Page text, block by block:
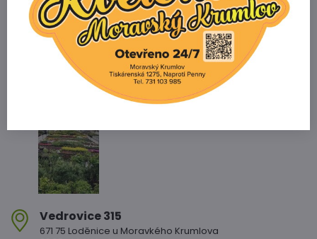
Email
info@zahradnictvikopetka.cz
Zahradnictví Vedrovice
Vedrovice 315
671 75 Loděnice u Moravkého Krumlova